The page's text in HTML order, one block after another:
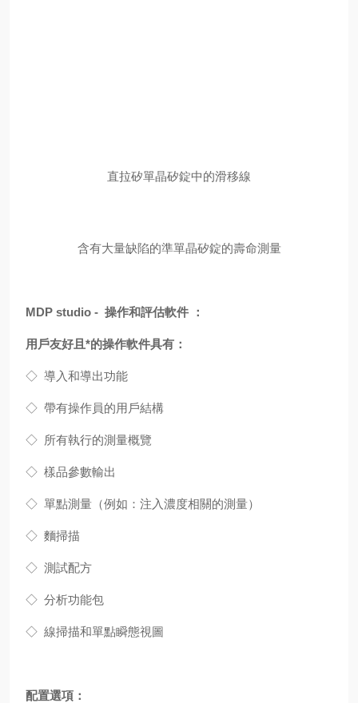
直拉矽單晶矽錠中的滑移線
含有大量缺陷的準單晶矽錠的壽命測量
MDP studio - 操作和評估軟件 ：
用戶友好且*的操作軟件具有：
◇ 導入和導出功能
◇ 帶有操作員的用戶結構
◇ 所有執行的測量概覽
◇ 樣品參數輸出
◇ 單點測量（例如：注入濃度相關的測量）
◇ 麵掃描
◇ 測試配方
◇ 分析功能包
◇ 線掃描和單點瞬態視圖
配置選項：